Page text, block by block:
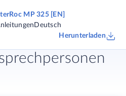
MP 325 [EN]
Deutsch
Herunterladen